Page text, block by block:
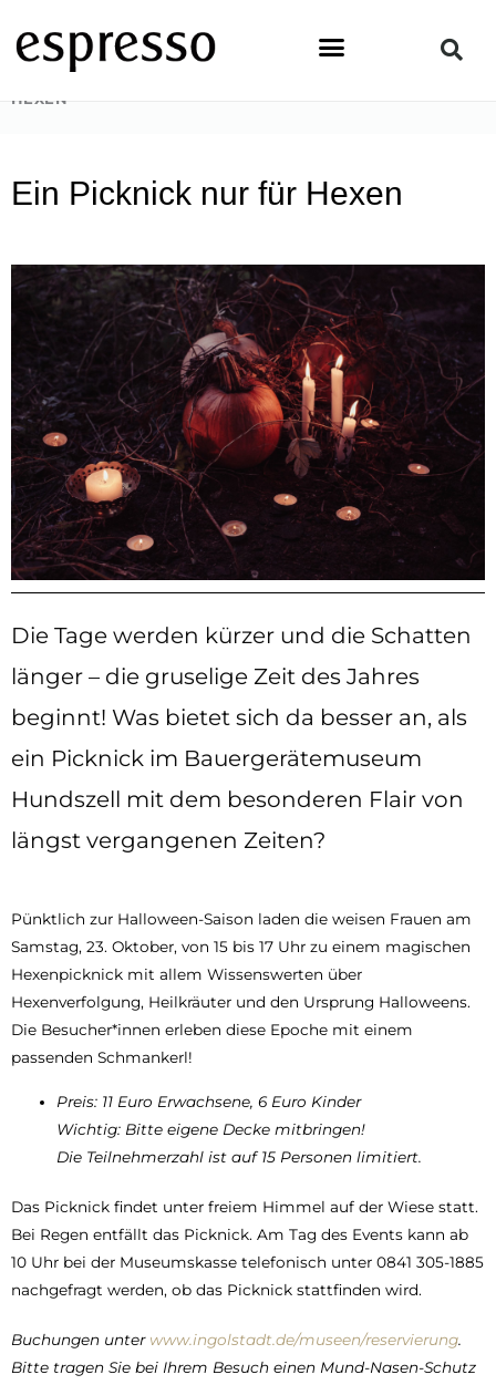
Inhalt
springen
STARTSEITE
HEXEN
Ein Picknick nur für Hexen
Die Tage werden kürzer und die Schatten
länger – die gruselige Zeit des Jahres
beginnt! Was bietet sich da besser an, als
ein Picknick im Bauergerätemuseum
Hundszell mit dem besonderen Flair von
längst vergangenen Zeiten?
Pünktlich zur Halloween-Saison laden die weisen Frauen am
Samstag, 23. Oktober, von 15 bis 17 Uhr zu einem magischen
Hexenpicknick mit allem Wissenswerten über
Hexenverfolgung, Heilkräuter und den Ursprung Halloweens.
Die Besucher*innen erleben diese Epoche mit einem
passenden Schmankerl!
Preis: 11 Euro Erwachsene, 6 Euro Kinder
Wichtig: Bitte eigene Decke mitbringen!
Die Teilnehmerzahl ist auf 15 Personen limitiert.
Das Picknick findet unter freiem Himmel auf der Wiese statt.
Bei Regen entfällt das Picknick. Am Tag des Events kann ab
10 Uhr bei der Museumskasse telefonisch unter 0841 305-1885
nachgefragt werden, ob das Picknick stattfinden wird.
Buchungen unter www.ingolstadt.de/museen/reservierung.
Bitte tragen Sie bei Ihrem Besuch einen Mund-Nasen-Schutz